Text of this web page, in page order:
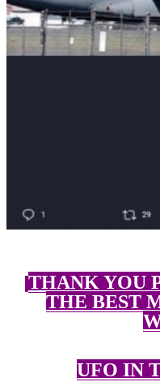
THANK YOU
THE BEST
UFO IN